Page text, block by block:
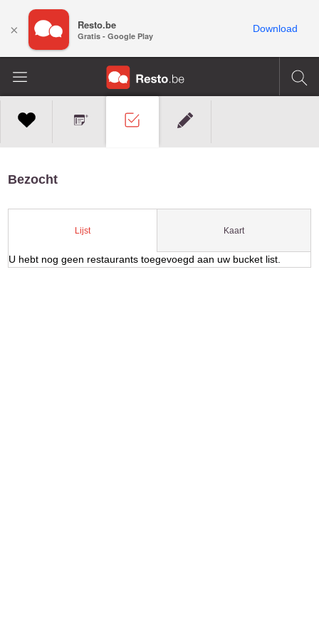
Bezocht
Lijst Kaart
U hebt nog geen restaurants toegevoegd aan uw bucket list.
× Resto.be
Gratis - Google Play
Download